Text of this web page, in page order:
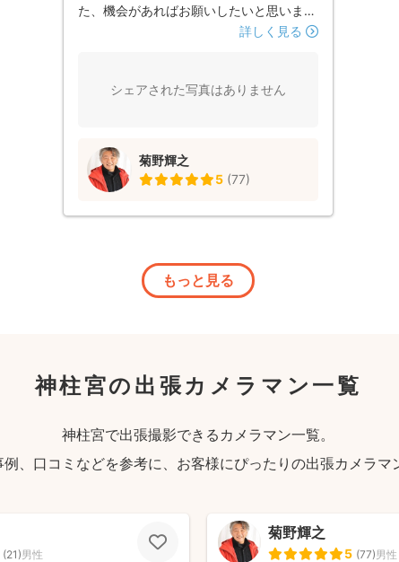
た、機会があればお願いしたいと思いま
詳しく見る
シェアされた写真はありません
菊野輝之
5 (77)
もっと見る
神柱宮の出張カメラマン一覧
神柱宮で出張撮影できるカメラマン一覧。
、口コミなどを参考に、お客様にぴったりの出張カメラマ
(21)男性
菊野輝之
5 (77)男性